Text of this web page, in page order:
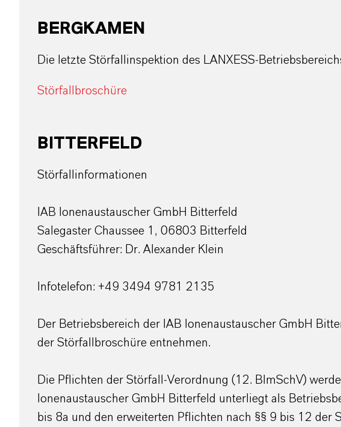
BERGKAMEN
Die letzte Störfallinspektion des LANXESS-
Störfallbroschüre
BITTERFELD
Störfallinformationen
IAB Ionenaustauscher GmbH Bitterfeld
Salegaster Chaussee 1, 06803 Bitterfeld
Geschäftsführer: Dr. Alexander Klein
Infotelefon: +49 3494 9781 2135
Der Betriebsbereich der IAB Ionenaustauscher GmbH
der Störfallbroschüre entnehmen.
Die Pflichten der Störfall-Verordnung (12. BImSchV)
Ionenaustauscher GmbH Bitterfeld unterliegt als
bis 8a und den erweiterten Pflichten nach §§ 9 bis 12 der